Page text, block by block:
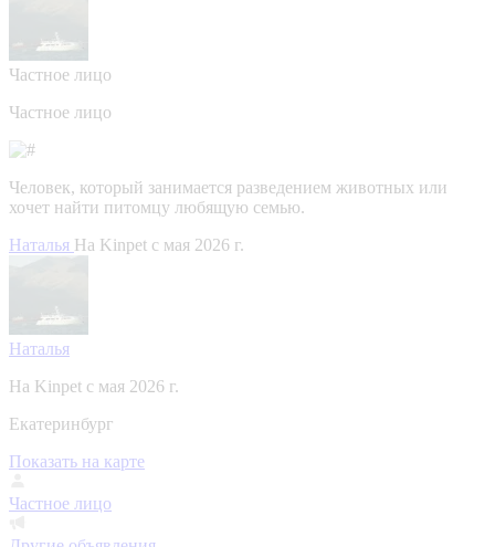
Частное лицо
Частное лицо
Человек, который занимается разведением животных или
хочет найти питомцу любящую семью.
Наталья На Kinpet c мая 2026 г.
Наталья
На Kinpet c мая 2026 г.
Екатеринбург
Показать на карте
Частное лицо